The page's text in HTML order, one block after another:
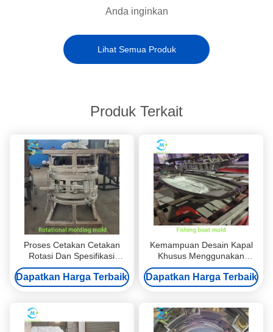
Anda inginkan
Lihat Semua Produk
Produk Terkait
Proses Cetakan Cetakan
Rotasi Dan Spesifikasi
Rekayasa Untuk Produk
Plastik Berongga
Dapatkan Harga Terbaik
Kemampuan Desain Kapal
Khusus Menggunakan
Cetakan Rotomolding Untuk
Kapal Perikanan LLDPE /
HDPE
Dapatkan Harga Terbaik